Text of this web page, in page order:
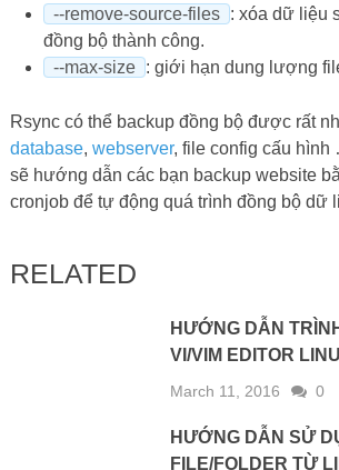
--remove-source-files : xóa dữ liệu
đồng bộ thành công.
--max-size : giới hạn dung lượng
Rsync có thể backup đồng bộ được rất
database, webserver, file config cấu
sẽ hướng dẫn các bạn backup website
cronjob để tự động quá trình đồng bộ dữ
RELATED
HƯỚNG DẪN
VI/VIM EDITOR
March 11, 2016 0
HƯỚNG DẪN SỬ
FILE/FOLDER TỪ